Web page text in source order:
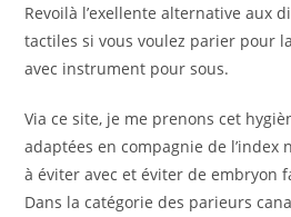
Revoilà l’exellente alternative aux
tactiles si vous voulez parier pour
avec instrument pour sous.
Via ce site, je me prenons cet
adaptées en compagnie de l’index
à éviter avec et éviter de embryon
Dans la catégorie des parieurs